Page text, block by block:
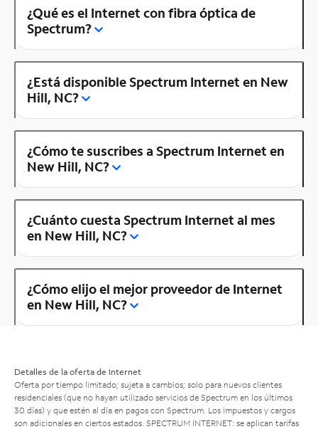
¿Qué es el Internet con fibra óptica de
Spectrum?
¿Está disponible Spectrum Internet en New
Hill, NC?
¿Cómo te suscribes a Spectrum Internet en
New Hill, NC?
¿Cuánto cuesta Spectrum Internet al mes
en New Hill, NC?
¿Cómo elijo el mejor proveedor de Internet
en New Hill, NC?
Detalles de la oferta de Internet
Oferta por tiempo limitado; sujeta a cambios; solo para nuevos clientes
residenciales (que no hayan utilizado servicios de Spectrum en los últimos
30 días) y que estén al día en pagos con Spectrum. Los impuestos y cargos
son adicionales en ciertos estados. SPECTRUM INTERNET: se aplican tarifas